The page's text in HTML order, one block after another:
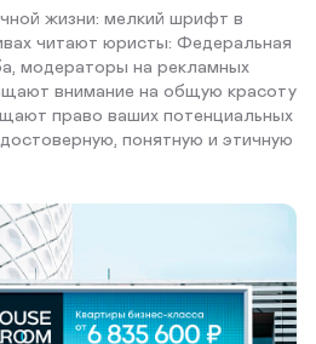
жизни: мелкий шрифт в
читают юристы: Федеральная
модераторы на рекламных
внимание на общую красоту
право ваших потенциальных
понятную и этичную